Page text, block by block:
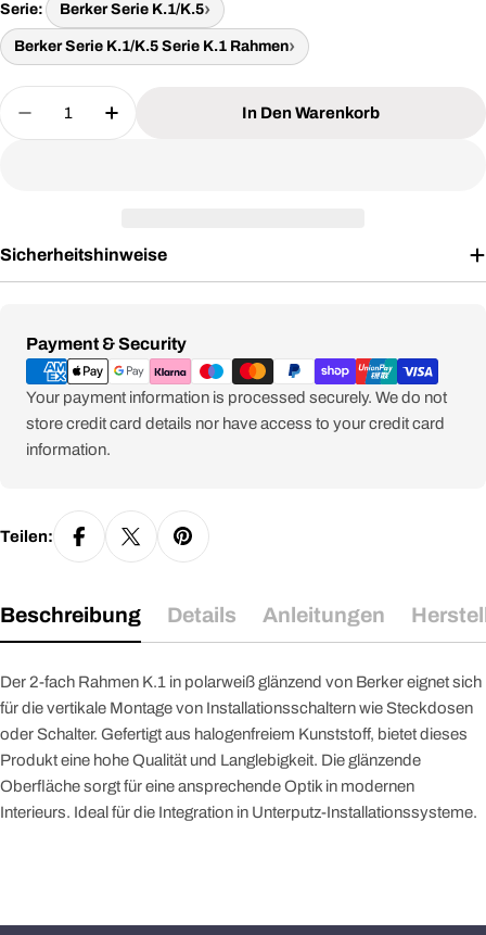
Serie: Berker Serie K.1/K.5
Berker Serie K.1/K.5 Serie K.1 Rahmen
Menge
Menge Für BERKER 13237009 Abdeckrahmen
Menge Für BERKER 13237009
In Den Warenkorb
Sicherheitshinweise
Payment & Security
Zahlungsmethoden
Your payment information is processed securely. We do not
store credit card details nor have access to your credit card
information.
Teilen:
Beschreibung Details Anleitungen
Der 2-fach Rahmen K.1 in polarweiß glänzend von Berker eignet sich
für die vertikale Montage von Installationsschaltern wie Steckdosen
oder Schalter. Gefertigt aus halogenfreiem Kunststoff, bietet dieses
Produkt eine hohe Qualität und Langlebigkeit. Die glänzende
Oberfläche sorgt für eine ansprechende Optik in modernen
Interieurs. Ideal für die Integration in Unterputz-Installationssysteme.